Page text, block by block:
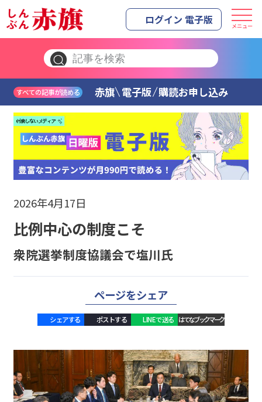
ログイン 電子版 メニュー
すべての記事が読める 赤旗 電子版 購読お申し込み
2026年4月17日
比例中心の制度こそ
衆院選挙制度協議会で塩川氏
ページをシェア
シェアする ポストする LINEで送る はてなブックマーク